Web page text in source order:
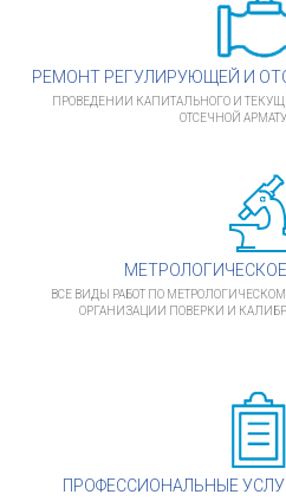
РЕМОНТ РЕГУЛИРУЮЩЕЙ И
ПРОВЕДЕНИИ КАПИТАЛЬНОГО И
ОТСЕЧНОЙ
ВСЕ ВИДЫ РАБОТ ПО
ОРГАНИЗАЦИИ ПОВЕРКИ И
ПРОФЕССИОНАЛЬНЫЕ